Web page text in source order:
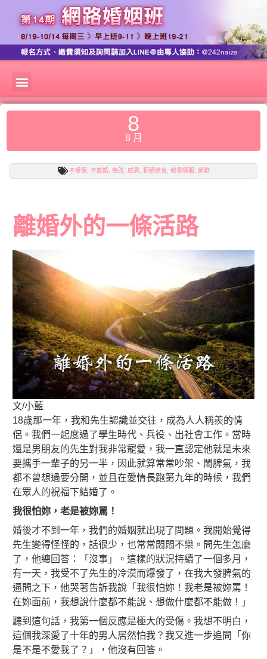
8
8 月
不受傷, 不離婚, 悔改, 感恩 拒絕謊言, 敬重順服 道歉
離婚外的一條活路
文/小藍
18歲那一年，我和先生認識並交往，成為人人稱羨的情
侶。我們一起度過了學生時代、兵役、出社會工作。當時
還是男朋友的先生對我非常寵愛，我一直認定他就是未來
要攜手一輩子的另一半，因此就算常常吵架、鬧脾氣，我
都不曾想過要分開，並且在愛情長跑第九年的時候，我們
在眾人的祝福下結婚了。
我很怕妳，老是被妳罵！
婚後才不到一年，我們的婚姻就出現了問題。我開始覺得
先生變得怪怪的，話很少，也常常悶悶不樂。問先生怎麼
了，他總回答：「沒事」。這樣的狀況持續了一個多月，
有一天，我受不了先生的冷漠而爆發了，在我大發脾氣的
逼問之下，他哭著告訴我說「我很怕妳！我老是被妳罵！
在妳面前，我想說什麼都不能說、想做什麼都不能做！」
聽到這句話，我第一個反應是極大的受傷。我想不明白，
這個我深愛了十年的男人居然怕我？我又進一步追問「你
是不是不愛我了？」，他沒有回答。